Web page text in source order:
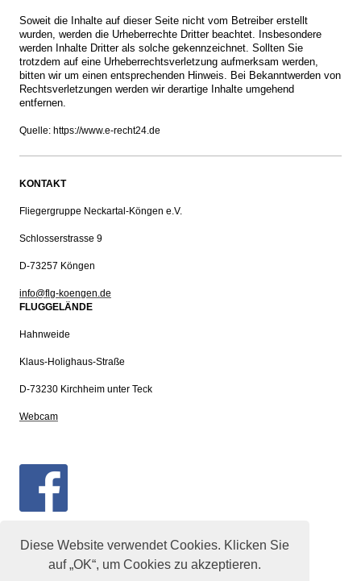
Diese Website verwendet Cookies. Klicken Sie
auf „OK“, um Cookies zu akzeptieren.
Soweit die Inhalte auf dieser Seite nicht vom Betreiber erstellt
wurden, werden die Urheberrechte Dritter beachtet. Insbesondere
werden Inhalte Dritter als solche gekennzeichnet. Sollten Sie
trotzdem auf eine Urheberrechtsverletzung aufmerksam werden,
bitten wir um einen entsprechenden Hinweis. Bei Bekanntwerden von
Rechtsverletzungen werden wir derartige Inhalte umgehend
entfernen.
Quelle: https://www.e-recht24.de
KONTAKT
Fliegergruppe Neckartal-Köngen e.V.
Schlosserstrasse 9
D-73257 Köngen
info@flg-koengen.de
FLUGGELÄNDE
Hahnweide
Klaus-Holighaus-Straße
D-73230 Kirchheim unter Teck
Webcam